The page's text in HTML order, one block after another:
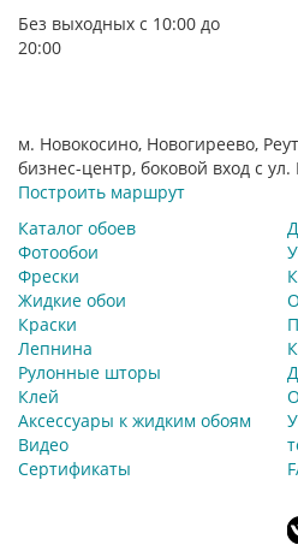
Без выходных с 10:00 до
20:00
м. Новокосино, Новогиреево,
бизнес-центр, боковой вход с
Построить маршрут
Каталог обоев
Фотообои
Фрески
Жидкие обои
Краски
Лепнина
Рулонные шторы
Клей
Аксессуары к жидким обоям
Видео
Сертификаты